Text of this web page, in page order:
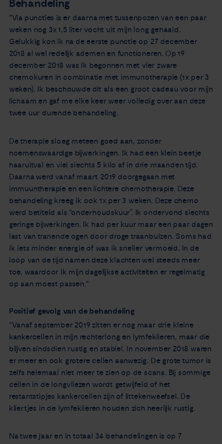
Behandeling
"Via puncties is er daarna met tussenpozen van een paar
weken nog 3x 1,5 liter vocht uit mijn long gehaald.
Gelukkig kon ik na de eerste punctie op 27 december
2018 al wel redelijk ademen en functioneren. Op 19
december 2018 was ik begonnen met vier zware
chemokuren in combinatie met immunotherapie (1x per 3
weken). Ik beschouwde dit als een groot cadeau voor mijn
lichaam en gaf me elke keer weer volledig over aan deze
twee uur durende behandeling.
De therapie sloeg meteen goed aan, zonder
noemenswaardige bijwerkingen. Ik had een klein beetje
haaruitval en viel slechts 5 kilo af in drie maanden tijd.
Daarna werd vanaf maart 2019 doorgegaan met
immuuntherapie en een lichtere chemotherapie. Deze
behandeling kreeg ik ook 1x per 3 weken. Deze chemo
werd betiteld als "onderhoudskuur”. Ik ondervond slechts
geringe bijwerkingen. Ik had per kuur maar een paar dagen
last van tranende ogen door droge traanbuizen. Soms had
ik iets minder energie of was ik sneller vermoeid. In de
loop van de tijd namen deze klachten wel steeds meer
toe, waardoor ik mijn dagelijkse activiteiten er regelmatig
op aan moest passen."
Positief gevolg van de behandeling
"Vanaf september 2019 zitten er nog maar drie kleine
kankercellen in mijn rechterlong en lymfeklieren, maar die
blijven sindsdien rustig en stabiel. In november 2018 waren
er meer en ook grotere cellen aanwezig. De grote tumor is
zelfs helemaal niet meer te zien op de scans. Bij sommige
cellen in de longvliezen wordt getwijfeld of het
restantstipjes kankercellen zijn of littekenweefsel. De
kliertjes in de lymfeklieren houden zich heerlijk rustig.
Na twee jaar en in totaal 34 behandelingen is op 7